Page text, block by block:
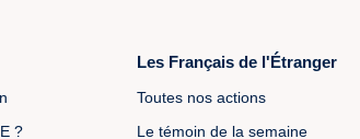
?
Les Français de l'Étranger
Toutes nos actions
Le témoin de la semaine